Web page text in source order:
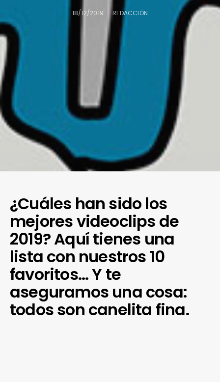
18/12/2019 REDACCIÓN
¿Cuáles han sido los
mejores videoclips de
2019? Aquí tienes una
lista con nuestros 10
favoritos… Y te
aseguramos una cosa:
todos son canelita fina.